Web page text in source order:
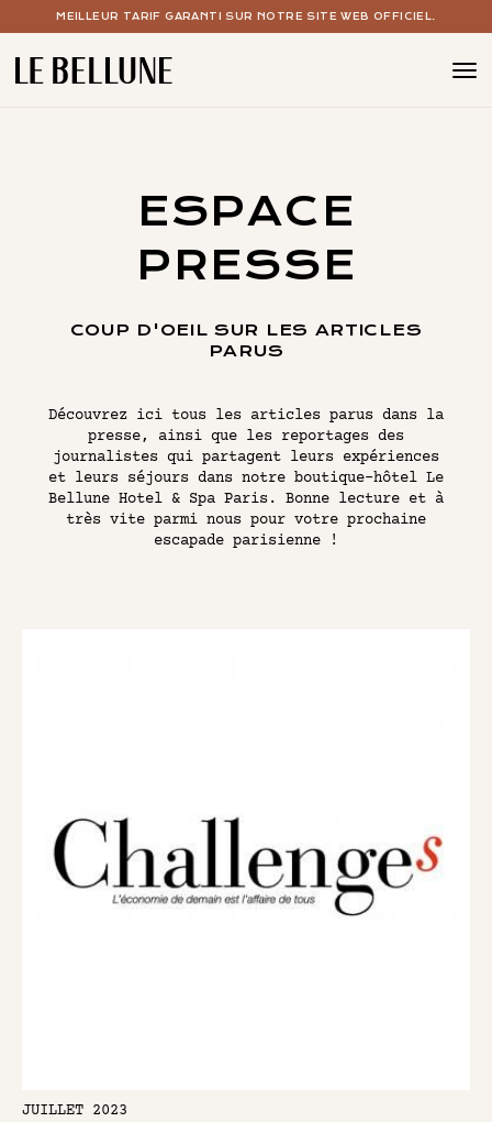
MEILLEUR TARIF GARANTI SUR NOTRE SITE WEB OFFICIEL.
LE SPA AVEC PISCINE
LE BAR À COCKTAILS
LE CONCEPT
LA GALERIE
LE QUARTIER
PARIS RIVE GAUCHE
ESPACE
PRESSE
COUP D'OEIL SUR LES ARTICLES
PARUS
Découvrez ici tous les articles parus dans la
presse, ainsi que les reportages des
journalistes qui partagent leurs expériences
et leurs séjours dans notre boutique-hôtel Le
Bellune Hotel & Spa Paris. Bonne lecture et à
très vite parmi nous pour votre prochaine
escapade parisienne !
JUILLET 2023